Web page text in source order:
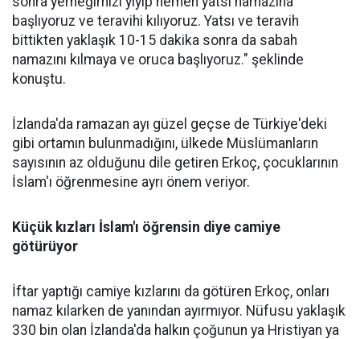
başlıyoruz ve teravihi kılıyoruz. Yatsı ve teravih
bittikten yaklaşık 10-15 dakika sonra da sabah
namazını kılmaya ve oruca başlıyoruz." şeklinde
konuştu.
İzlanda'da ramazan ayı güzel geçse de Türkiye'deki
gibi ortamın bulunmadığını, ülkede Müslümanların
sayısının az olduğunu dile getiren Erkoç, çocuklarının
İslam'ı öğrenmesine ayrı önem veriyor.
Küçük kızları İslam'ı öğrensin diye camiye
götürüyor
İftar yaptığı camiye kızlarını da götüren Erkoç, onları
namaz kılarken de yanından ayırmıyor. Nüfusu yaklaşık
330 bin olan İzlanda'da halkın çoğunun ya Hristiyan ya